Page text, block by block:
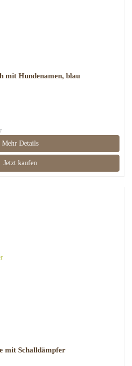
mit Hundenamen, blau
Mehr Details
Jetzt kaufen
mit Schalldämpfer